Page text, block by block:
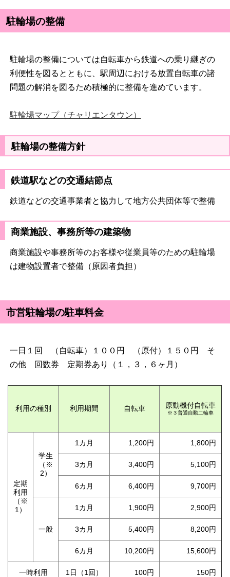
駐輪場の整備
駐輪場の整備については自転車から鉄道への乗り継ぎの
利便性を図るとともに、駅周辺における放置自転車の諸
問題の解消を図るため積極的に整備を進めています。
駐輪場マップ（チャリエンタウン）
駐輪場の整備方針
鉄道駅などの交通結節点
鉄道などの交通事業者と協力して地方公共団体等で整備
商業施設、事務所等の建築物
商業施設や事務所等のお客様や従業員等のための駐輪場
は建物設置者で整備（原因者負担）
市営駐輪場の駐車料金
一日１回 （自転車）１００円 （原付）１５０円 そ
の他 回数券 定期券あり（１，３，６ヶ月）
利用の種別 利用期間 自転車 原動機付自転車
※３普通自動二輪車
定期
利用
（※
1）
学生
（※
2）
1カ月 1,200円 1,800円
3カ月 3,400円 5,100円
6カ月 6,400円 9,700円
一般
1カ月 1,900円 2,900円
3カ月 5,400円 8,200円
6カ月 10,200円 15,600円
一時利用 1日（1回） 100円 150円